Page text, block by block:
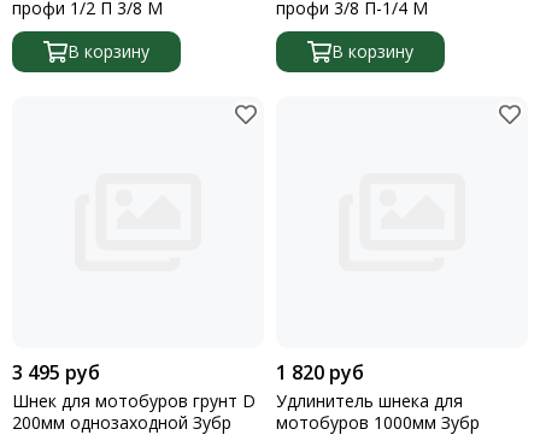
профи 1/2 П 3/8 М
В корзину
профи 3/8 П-1/4 М
В корзину
3 495 руб
Шнек для мотобуров грунт D
200мм однозаходной Зубр
1 820 руб
Удлинитель шнека для
мотобуров 1000мм Зубр